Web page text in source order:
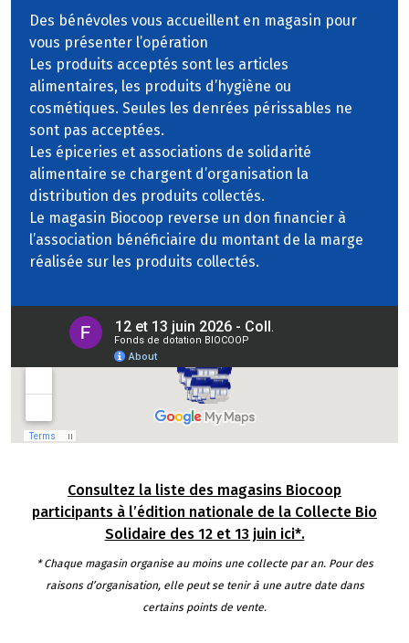
Des bénévoles vous accueillent en magasin pour
vous présenter l’opération
Les produits acceptés sont les articles
alimentaires, les produits d’hygiène ou
cosmétiques. Seules les denrées périssables ne
sont pas acceptées.
Les épiceries et associations de solidarité
alimentaire se chargent d’organisation la
distribution des produits collectés.
Le magasin Biocoop reverse un don financier à
l’association bénéficiaire du montant de la marge
réalisée sur les produits collectés.
Consultez la liste des magasins Biocoop
participants à l’édition nationale de la Collecte Bio
Solidaire des 12 et 13 juin ici*.
* Chaque magasin organise au moins une collecte par an. Pour des
raisons d’organisation, elle peut se tenir à une autre date dans
certains points de vente.